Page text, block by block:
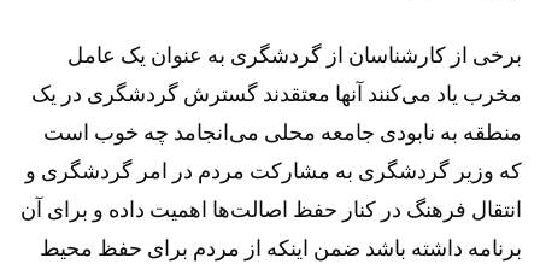
برخی از کارشناسان از گردشگری به عنوان یک عامل
مخرب یاد می‌کنند آنها معتقدند گسترش گردشگری در یک
منطقه به نابودی جامعه محلی می‌انجامد چه خوب است
که وزیر گردشگری به مشارکت مردم در امر گردشگری و
انتقال فرهنگ در کنار حفظ اصالت‌ها اهمیت داده و برای آن
برنامه داشته باشد ضمن اینکه از مردم برای حفظ محیط